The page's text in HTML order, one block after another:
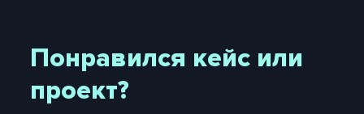
Понравился кейс или
проект?